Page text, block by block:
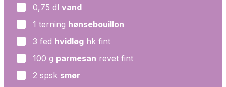
▢
0,75 dl vand
▢
1 terning hønsebouillon
▢
3 fed hvidløg hk fint
▢
100 g parmesan revet fint
▢
2 spsk smør